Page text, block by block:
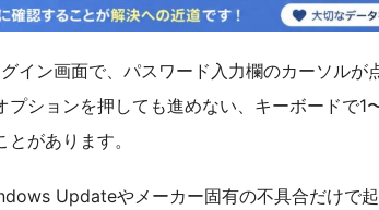
イン画面で、パスワード入力欄のカーソルが
プションを押しても進めない、キーボードで1
があります。
Updateやメーカー固有の不具合だけで